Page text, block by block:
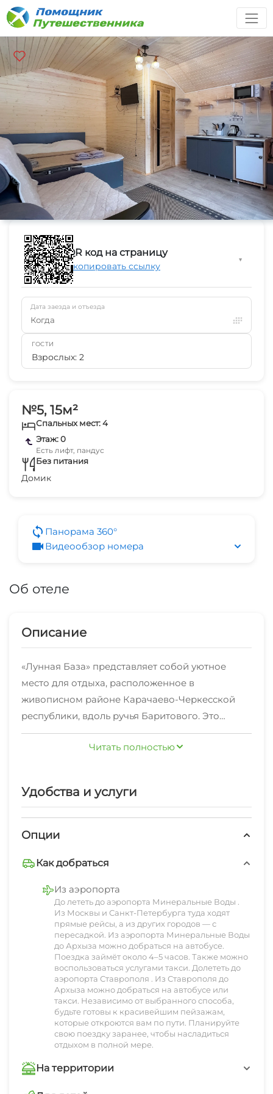
№5, 15м²
Спальных мест: 4
Этаж: 0
Есть лифт, пандус
Без питания
Домик
Панорама 360°
Видеообзор номера
Об отеле
Описание
«Лунная База» представляет собой уютное
место для отдыха, расположенное в
живописном районе Карачаево-Черкесской
республики, вдоль ручья Баритового. Это
заведение находится на значительной высоте,
что обеспечивает свежий горный воздух и
оборудованы всем необходимым для удобного
телевизор, холодильник, бесплатный Wi-Fi и
Тем, кто предпочитает активный отдых, на
спортивные занятия. В Архызе можно
заниматься горным туризмом, катанием на
лыжах и сноуборде, а также отправиться на
пешие прогулки по живописным окрестностям.
В целом, «Лунная база» – это замечательное
место для тех, кто хочет сбежать от городской
суеты и насладиться природными красотами.
Читать полностью
Удобства и услуги
Опции
Как добраться
Из аэропорта
До лететь до аэропорта Минеральные Воды .
Из Москвы и Санкт-Петербурга туда ходят
прямые рейсы, а из других городов — с
пересадкой. Из аэропорта Минеральные Воды
до Архыза можно добраться на автобусе.
Поездка займёт около 4–5 часов. Также можно
воспользоваться услугами такси. Долететь до
аэропорта Ставрополя . Из Ставрополя до
Архыза можно добраться на автобусе или
такси. Независимо от выбранного способа,
будьте готовы к красивейшим пейзажам,
которые откроются вам по пути. Планируйте
свою поездку заранее, чтобы насладиться
отдыхом в полной мере.
На территории
QR код на страницу
Скопировать ссылку
▼
Дата заезда и отъезда
Когда
ГОСТИ
Взрослых: 2